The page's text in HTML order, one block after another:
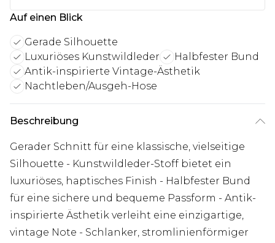
Auf einen Blick
Gerade Silhouette
Luxuriöses Kunstwildleder
Halbfester Bund
Antik-inspirierte Vintage-Ästhetik
Nachtleben/Ausgeh-Hose
Beschreibung
Gerader Schnitt für eine klassische, vielseitige
Silhouette - Kunstwildleder-Stoff bietet ein
luxuriöses, haptisches Finish - Halbfester Bund
für eine sichere und bequeme Passform - Antik-
inspirierte Ästhetik verleiht eine einzigartige,
vintage Note - Schlanker, stromlinienförmiger